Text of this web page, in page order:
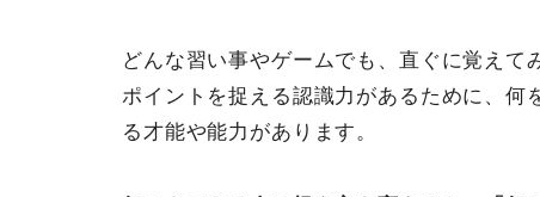
どんな習い事やゲームでも、直ぐに覚え
ポイントを捉える認識力があるために、何
る才能や能力があります。